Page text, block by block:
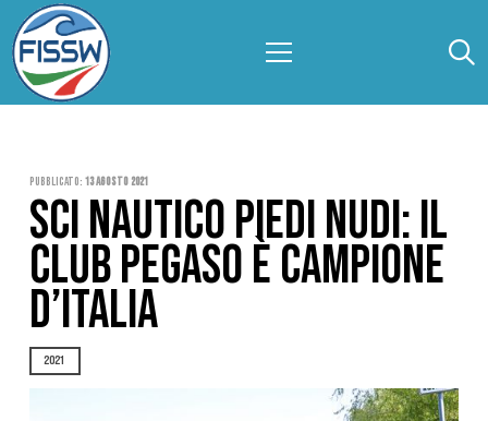
Pubblicato: 13 Agosto 2021
SCI NAUTICO PIEDI NUDI: IL
CLUB PEGASO È CAMPIONE
D’ITALIA
2021